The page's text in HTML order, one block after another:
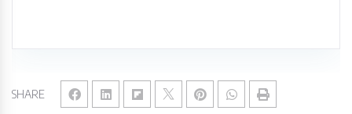
SHARE